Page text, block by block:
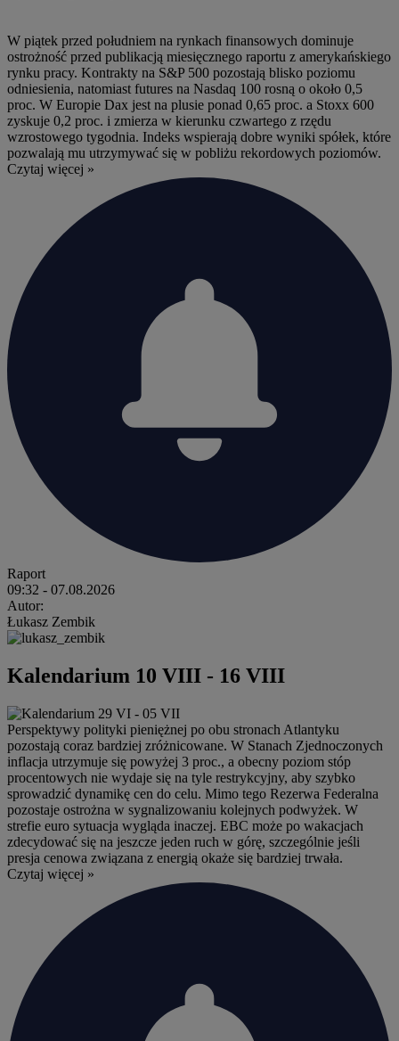
W piątek przed południem na rynkach finansowych dominuje
ostrożność przed publikacją miesięcznego raportu z amerykańskiego
rynku pracy. Kontrakty na S&P 500 pozostają blisko poziomu
odniesienia, natomiast futures na Nasdaq 100 rosną o około 0,5
proc. W Europie Dax jest na plusie ponad 0,65 proc. a Stoxx 600
zyskuje 0,2 proc. i zmierza w kierunku czwartego z rzędu
wzrostowego tygodnia. Indeks wspierają dobre wyniki spółek, które
pozwalają mu utrzymywać się w pobliżu rekordowych poziomów.
Czytaj więcej »
Raport
09:32 - 07.08.2026
Autor:
Łukasz Zembik
Kalendarium 10 VIII - 16 VIII
Perspektywy polityki pieniężnej po obu stronach Atlantyku
pozostają coraz bardziej zróżnicowane. W Stanach Zjednoczonych
inflacja utrzymuje się powyżej 3 proc., a obecny poziom stóp
procentowych nie wydaje się na tyle restrykcyjny, aby szybko
sprowadzić dynamikę cen do celu. Mimo tego Rezerwa Federalna
pozostaje ostrożna w sygnalizowaniu kolejnych podwyżek. W
strefie euro sytuacja wygląda inaczej. EBC może po wakacjach
zdecydować się na jeszcze jeden ruch w górę, szczególnie jeśli
presja cenowa związana z energią okaże się bardziej trwała.
Czytaj więcej »